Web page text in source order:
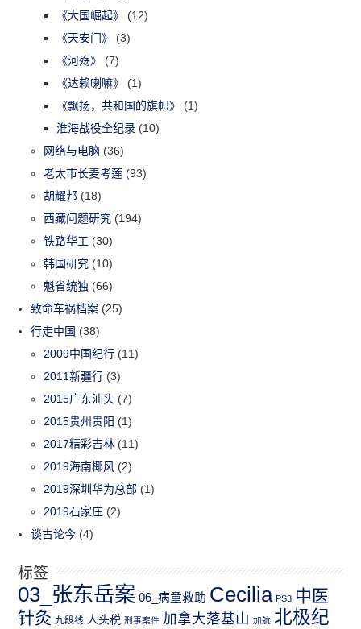
《大国崛起》
(12)
《天安门》
(3)
《河殇》
(7)
《达赖喇嘛》
(1)
《飘扬，共和国的旗帜》
(1)
淮海战役全纪录 (10)
网络与电脑 (36)
老太市长麦考莲 (93)
胡耀邦 (18)
西藏问题研究 (194)
铁路华工 (30)
韩国研究 (10)
魁省统独 (66)
致命车祸档案 (25)
行走中国 (38)
2009中国纪行 (11)
2011新疆行 (3)
2015广东汕头 (7)
2015贵州贵阳 (1)
2017精彩吉林 (11)
2019海南椰风 (2)
2019深圳华为总部 (1)
2019石家庄 (2)
谈古论今 (4)
标签
03_张东岳案 06_病童救助 Cecilia PS3 中医
针灸 九段线 人头税 刑事案件 加拿大落基山 加航 北极纪